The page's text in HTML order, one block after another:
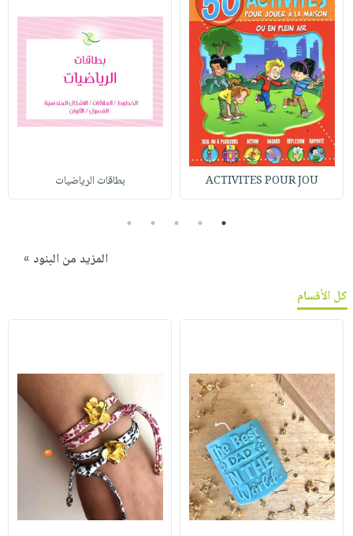
ACTIVITES POUR JOU بطاقات الرياضيات
1
2
3
4
5
المزيد من البنود »
كل الأقسام